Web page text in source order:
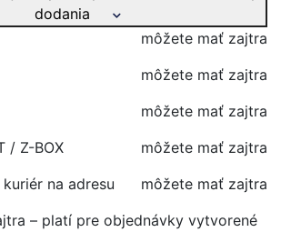
dodania
môžete mať zajtra
môžete mať zajtra
môžete mať zajtra
/ Z-BOX
môžete mať zajtra
na adresu
môžete mať zajtra
– platí pre objednávky vytvorené